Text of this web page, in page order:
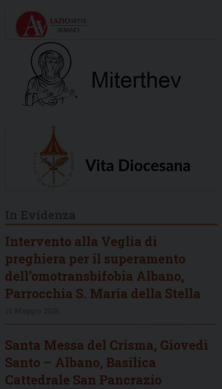
Intervento alla Veglia di
preghiera per il superamento
dell’omotransbifobia Albano,
Parrocchia S. Maria della Stella
Santa Messa del Crisma, Giovedì
Santo – Albano, Basilica
Cattedrale San Pancrazio